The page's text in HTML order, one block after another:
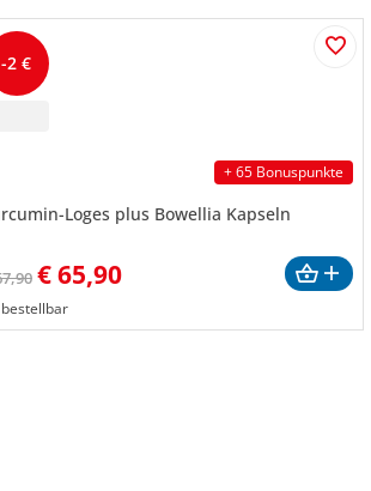
-2 €
+ 65 Bonuspunkte
Loges plus Bowellia Kapseln
€65,90
bestellbar